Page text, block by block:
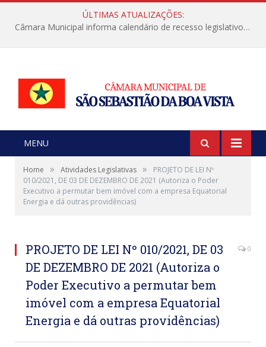
ÚLTIMAS ATUALIZAÇÕES:
Câmara Municipal informa calendário de recesso legislativo de julho
MENU
Home » Atividades Legislativas »
PROJETO DE LEI Nº
010/2021, DE 03 DE DEZEMBRO DE 2021 (Autoriza o Poder
Executivo a permutar bem imóvel com a empresa Equatorial
Energia e dá outras providências)
PROJETO DE LEI Nº 010/2021, DE 03
DE DEZEMBRO DE 2021 (Autoriza o
Poder Executivo a permutar bem
imóvel com a empresa Equatorial
Energia e dá outras providências)
0